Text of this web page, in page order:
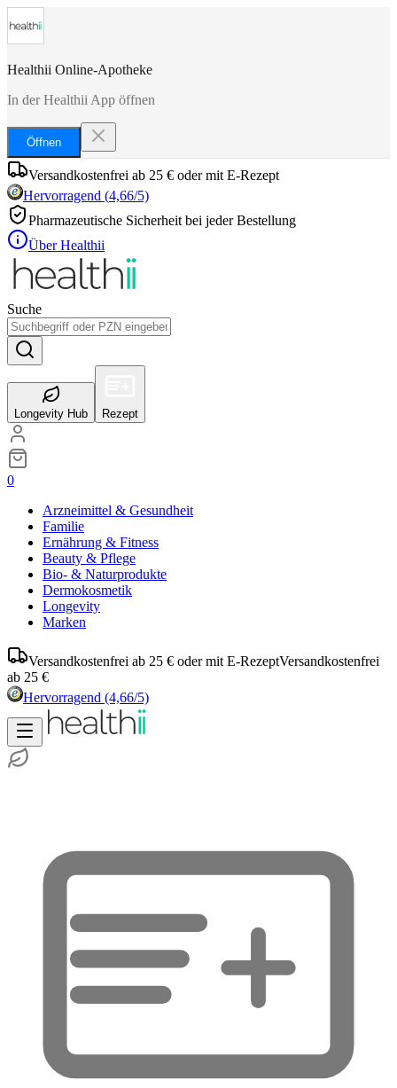
Healthii Online-Apotheke
In der Healthii App öffnen
Öffnen
Versandkostenfrei ab 25 € oder mit E-Rezept
Hervorragend (4,66/5)
Pharmazeutische Sicherheit bei jeder Bestellung
Über Healthii
Suche
Longevity Hub Rezept
0
Arzneimittel & Gesundheit
Familie
Ernährung & Fitness
Beauty & Pflege
Bio- & Naturprodukte
Dermokosmetik
Longevity
Marken
Versandkostenfrei ab 25 € oder mit E-RezeptVersandkostenfrei
ab 25 €
Hervorragend (4,66/5)